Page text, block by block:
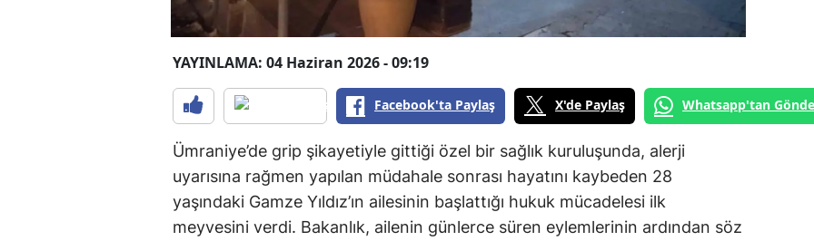
YAYINLAMA: 04 Haziran 2026 - 09:19
Facebook'ta Paylaş X'de Paylaş Whatsapp'tan
Ümraniye’de grip şikayetiyle gittiği özel bir sağlık kuruluşunda, alerji
uyarısına rağmen yapılan müdahale sonrası hayatını kaybeden 28
yaşındaki Gamze Yıldız’ın ailesinin başlattığı hukuk mücadelesi ilk
meyvesini verdi. Bakanlık, ailenin günlerce süren eylemlerinin ardından söz